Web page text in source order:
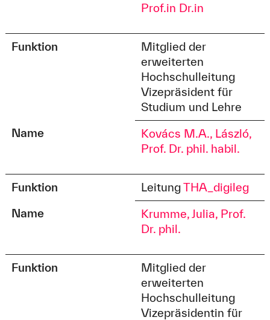
Prof.in Dr.in
Funktion
Mitglied der
erweiterten
Hochschulleitung
Vizepräsident für
Studium und Lehre
Name
Kovács M.A., László,
Prof. Dr. phil. habil.
Funktion LeitungTHA_digileg
Name
Krumme, Julia, Prof.
Dr. phil.
Funktion
Mitglied der
erweiterten
Hochschulleitung
Vizepräsidentin für